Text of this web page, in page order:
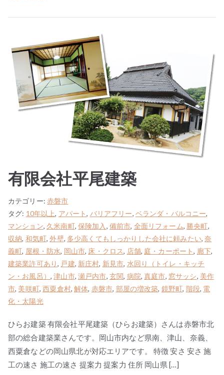
有限会社平尾建築
カテゴリー:赤磐市
タグ: 10年以上, アパート, バリアフリー, ベランダ・バルコニー,
マンション, 久米南町, 保険加入 , 備前市, 全面リフォーム, 勝央町,
収納, 和気町,外壁, 多少高くてもしっかりした会社に頼みたい,奈
義町, 屋根・防水, 岡山市, 床・クロス, 店舗, 庭・カーポート, 廊下,
建築業許可あり, 戸建, 新庄村, 新見市, 水回り（トイレ・キッチ
ン・お風呂） ,津山市, 瀬戸内市, 玄関, 病院,真庭市, 窓サッシ, 美作
市, 美咲町,西粟倉村,解体, 赤磐市, 部屋の増改築, 鏡野町, 階段, 電
化・太陽光
ひらお建築 有限会社平尾建築（ひらお建築）さんは赤磐市北
部の総合建築業さんです。岡山市内など県南、津山、奈義、
西粟倉などの岡山県北が対応エリアです。 特徴 安さ 安さ 施
工の速さ 施工の速さ 提案力 提案力 住所 岡山県 […]